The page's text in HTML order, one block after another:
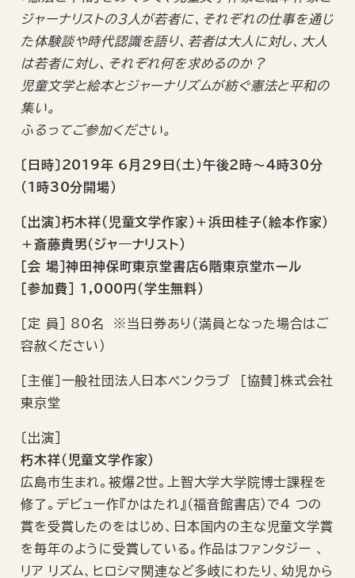
o
o
k
k
y
ジャーナリストの3人が若者に、それぞれの仕事を通じ
た体験談や時代認識を語り、若者は大人に対し、大人
は若者に対し、それぞれ何を求めるのか？
児童文学と絵本とジャーナリズムが紡ぐ憲法と平和の
集い。
ふるってご参加ください。
〔日時〕2019年 6月29日（土）午後2時～4時30分
(1時30分開場）
〔出演〕朽木祥（児童文学作家）＋浜田桂子（絵本作家）
＋斎藤貴男（ジャ―ナリスト）
［会 場］神田神保町東京堂書店6階東京堂ホール
［参加費] 1,000円（学生無料）
［定 員] 80名 ※当日券あり（満員となった場合はご
容赦ください）
［主催］一般社団法人日本ペンクラブ ［協賛］株式会社
東京堂
〔出演]
朽木祥（児童文学作家）
広島市生まれ。被爆2世。上智大学大学院博士課程を
修了。デビュー作『かはたれ』（福音館書店）で4 つの
賞を受賞したのをはじめ、日本国内の主な児童文学賞
を毎年のように受賞している。作品はファンタジー 、
リア リズム、ヒロシマ関連など多岐にわたり、幼児から